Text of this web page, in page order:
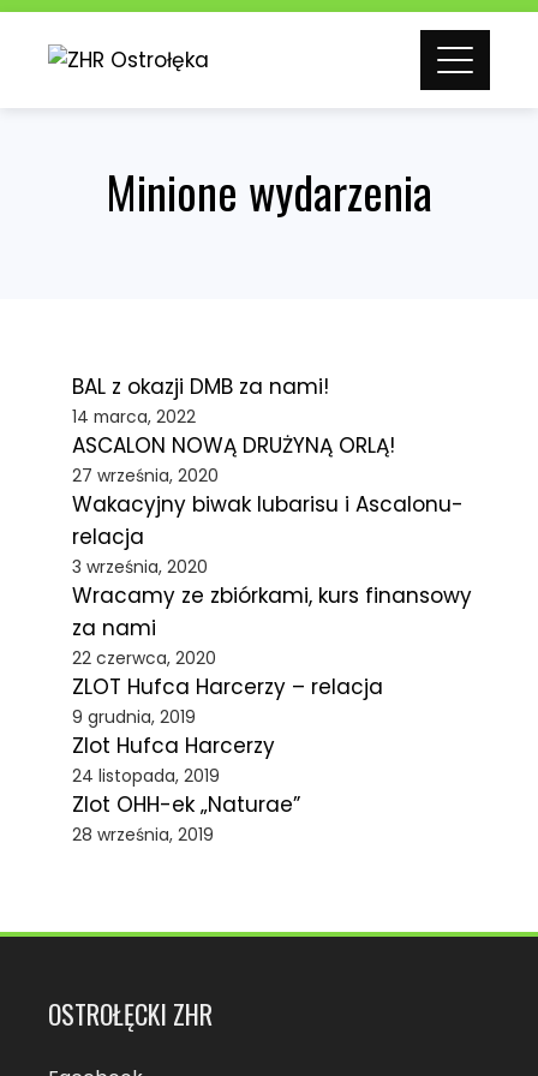
Skip
Minione wydarzenia
BAL z okazji DMB za nami!
14 marca, 2022
ASCALON NOWĄ DRUŻYNĄ ORLĄ!
27 września, 2020
Wakacyjny biwak Iubarisu i Ascalonu-
relacja
3 września, 2020
Wracamy ze zbiórkami, kurs finansowy
za nami
22 czerwca, 2020
ZLOT Hufca Harcerzy – relacja
9 grudnia, 2019
Zlot Hufca Harcerzy
24 listopada, 2019
Zlot OHH-ek „Naturae”
28 września, 2019
OSTROŁĘCKI ZHR